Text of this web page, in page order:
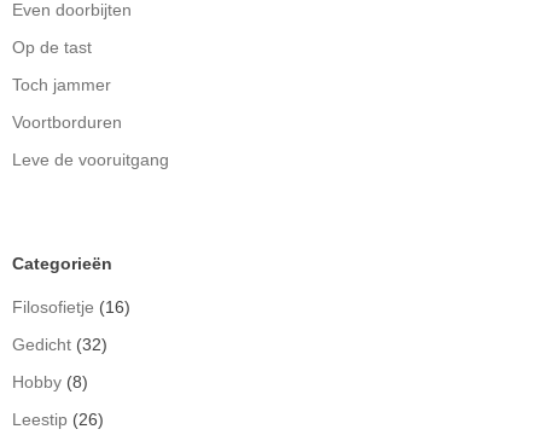
Even doorbijten
Op de tast
Toch jammer
Voortborduren
Leve de vooruitgang
Categorieën
Filosofietje (16)
Gedicht (32)
Hobby (8)
Leestip (26)